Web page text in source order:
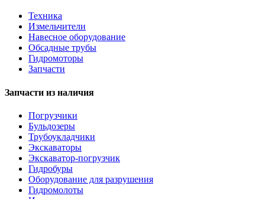
Техника
Измельчители
Навесное оборудование
Обсадные трубы
Гидромоторы
Запчасти
Запчасти из наличия
Погрузчики
Бульдозеры
Трубоукладчики
Экскаваторы
Экскаватор-погрузчик
Гидробуры
Оборудование для разрушения
Гидромолоты